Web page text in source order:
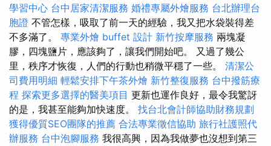
學習中心 台中居家清潔服務 婚禮專屬外燴服務 台北辦理台
胞證 不管怎樣，吸取了前一天的經驗，我又把水袋裝得差
不多滿了。 專業外燴 buffet 設計 新竹按摩服務 兩塊凝
膠，四塊鹽片，應該夠了，讓我們開始吧。 又過了幾公
里，秩序才恢復，人們的行動也稍微平穩了一些。 清潔公
司費用明細 輕鬆安排下午茶外燴 新竹整復服務 台中撥筋療
程 探索更多選擇的醫美項目 更新也運作良好，最令我驚訝
的是，我甚至能夠加快速度。 找台北會計師協助財務規劃
獲得優質SEO團隊的推薦 合法專業徵信協助 旅行社護照代
辦服務 台中泡腳服務 我很高興，因為我做夢也沒想到第三